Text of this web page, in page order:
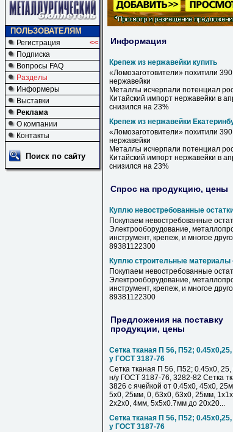
ПОЛЬЗОВАТЕЛЯМ
Регистрация
<<
Подписка
Вопросы FAQ
Разделы
Информеры
Выставки
Реклама
О компании
Контакты
Поиск по сайту
Информация
Крепеж из нержавейки купить
«Ломозаготовители» похитили 390
нержавейки
Металлы исчерпали потенциал
Китайский импорт нержавейки в
снизился на 23%
Крепеж из нержавейки
«Ломозаготовители» похитили 390
нержавейки
Металлы исчерпали потенциал
Китайский импорт нержавейки в
снизился на 23%
Спрос на продукцию, цены
Куплю невостребованные
Покупаем невостребованные
Электрооборудование,
инструмент, крепеж, и многое
89381122300
Куплю строительные материалы
Покупаем невостребованные
Электрооборудование,
инструмент, крепеж, и многое
89381122300
Предложения на поставку
продукции, цены
Сетка тканая П 56, П52;
у ГОСТ 3187-76
Сетка тканая П 56, П52; 0.45х0, 25,
н/у ГОСТ 3187-76, 3282-82 Сетка
3826 с ячейкой от 0.45х0, 45х0,
5х0, 25мм, 0, 63х0, 63х0, 25мм,
2х2х0, 4мм, 5х5х0.7мм до 20х20...
Сетка тканая П 56, П52;
у ГОСТ 3187-76